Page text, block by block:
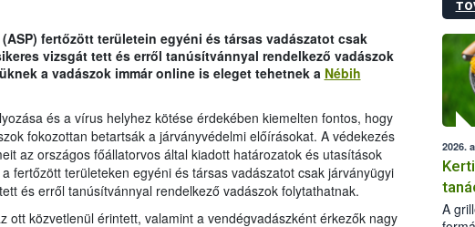
fertőzött területein egyéni és társas vadászatot csak
vizsgát tett és erről tanúsítvánnyal rendelkező vadászok
a vadászok immár online is eleget tehetnek a Nébih
és a vírus helyhez kötése érdekében kiemelten fontos, hogy
fokozottan betartsák a járványvédelmi előírásokat. A védekezés
az országos főállatorvos által kiadott határozatok és utasítások
fertőzött területeken egyéni és társas vadászatot csak járványügyi
és erről tanúsítvánnyal rendelkező vadászok folytathatnak.
ott közvetlenül érintett, valamint a vendégvadászként érkezők nagy
Az
2026.
A